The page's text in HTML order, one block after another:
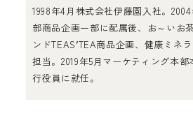
1998年4月株式会社伊藤園入社。
部商品企画一部に配属後、お～いお
ンドTEASʼTEA商品企画、健康ミネ
担当。2019年5月マーケティング本部
行役員に就任。